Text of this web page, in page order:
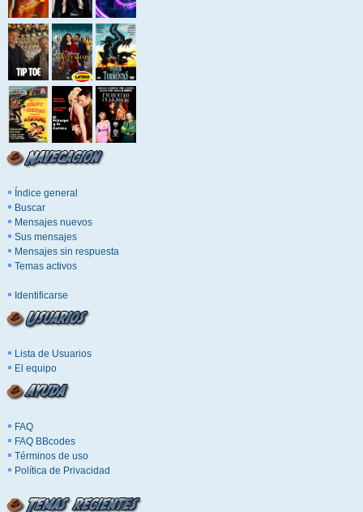
Índice general
Buscar
Mensajes nuevos
Sus mensajes
Mensajes sin respuesta
Temas activos
Identificarse
Lista de Usuarios
El equipo
FAQ
FAQ BBcodes
Términos de uso
Política de Privacidad